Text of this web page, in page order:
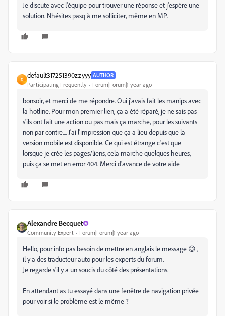
Je discute avec l'équipe pour trouver une réponse et j'espère une
solution. Nhésites pasq à me solliciter, même en MP.
D
default317251390zzyyy AUTHOR
Participating Frequently Forum|Forum|1 year ago
bonsoir, et merci de me répondre. Oui j'avais fait les manips avec
la hotline. Pour mon premier lien, ça a été réparé, je ne sais pas
s'ils ont fait une action ou pas mais ça marche, pour les suivants
non par contre.... J'ai l'impression que ça a lieu depuis que la
version mobile est disponible. Ce qui est étrange c'est que
lorsque je crée les pages/liens, cela marche quelques heures,
puis ça se met en error 404. Merci d'avance de votre aide
Alexandre Becquet
Community Expert Forum|Forum|1 year ago
Hello, pour info pas besoin de mettre en anglais le message 😉 ,
il y a des traducteur auto pour les experts du forum.
Je regarde s'il y a un soucis du côté des présentations.
En attendant as tu essayé dans une fenêtre de navigation privée
pour voir si le problème est le même ?